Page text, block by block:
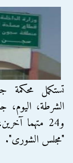
تستكمل محكمة
الشرطة، اليوم،
و24 متهما
"مجلس الشورى".